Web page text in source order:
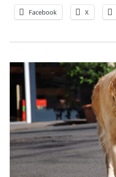
Facebook X